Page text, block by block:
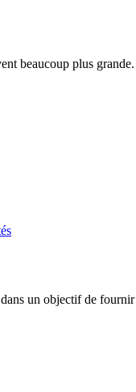
beaucoup plus grande.
un objectif de